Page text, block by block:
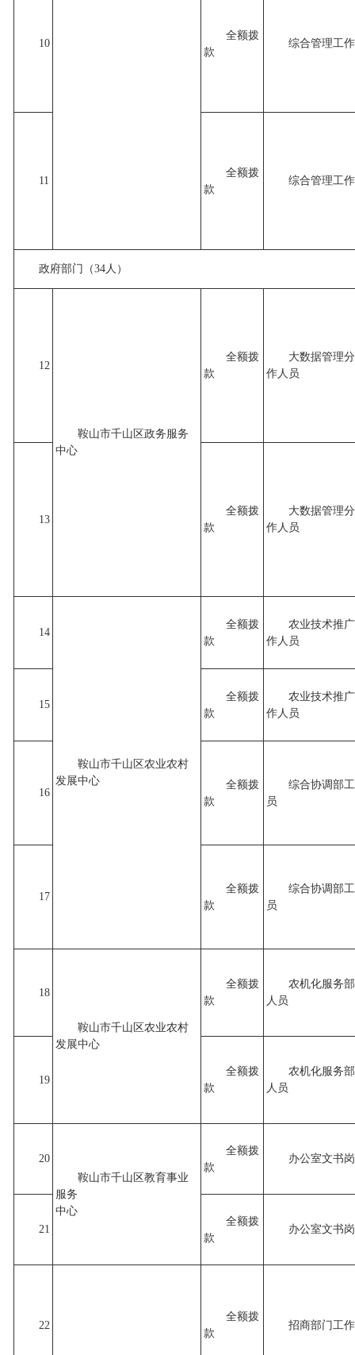
10
全额拨
款
综合管理工
11
全额拨
款
综合管理工
政府部门（34人）
12
鞍山市千山区政务服务
中心
全额拨
款
大数据管理
作人员
13
全额拨
款
大数据管理
作人员
14
鞍山市千山区农业农村
发展中心
全额拨
款
农业技术推
作人员
15
全额拨
款
农业技术推
作人员
16
全额拨
款
综合协调部
员
17
全额拨
款
综合协调部
员
18
鞍山市千山区农业农村
发展中心
全额拨
款
农机化服务
人员
19
全额拨
款
农机化服务
人员
20
鞍山市千山区教育事业
服务
中心
全额拨
款
办公室文书岗
21
全额拨
款
办公室文书岗
22
全额拨
款
招商部门工